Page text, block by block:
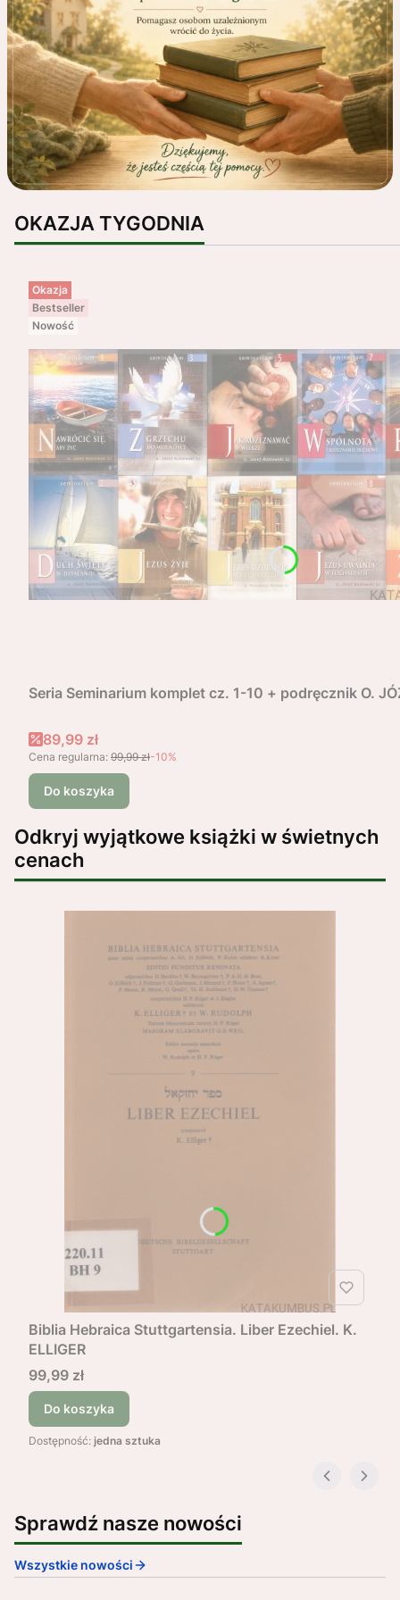
OKAZJA TYGODNIA
Okazja
Bestseller
Nowość
Seria Seminarium komplet cz. 1-10 + podręcznik O.
Cena promocyjna
89,99 zł
Cena regularna: 99,99 zł-10%
Do koszyka
Odkryj wyjątkowe książki w świetnych
cenach
Biblia Hebraica Stuttgartensia. Liber Ezechiel. K.
ELLIGER
Cena
99,99 zł
Do koszyka
Dostępność: jedna sztuka
Sprawdź nasze nowości
Wszystkie nowości